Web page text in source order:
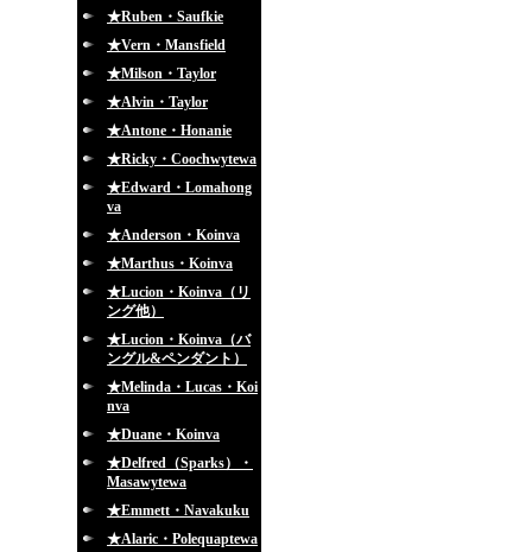
★Ruben・Saufkie
★Vern・Mansfield
★Milson・Taylor
★Alvin・Taylor
★Antone・Honanie
★Ricky・Coochwytewa
★Edward・Lomahong
va
★Anderson・Koinva
★Marthus・Koinva
★Lucion・Koinva（リ
ング他）
★Lucion・Koinva（バ
ングル&ペンダント）
★Melinda・Lucas・Koi
nva
★Duane・Koinva
★Delfred（Sparks）・
Masawytewa
★Emmett・Navakuku
★Alaric・Polequaptewa